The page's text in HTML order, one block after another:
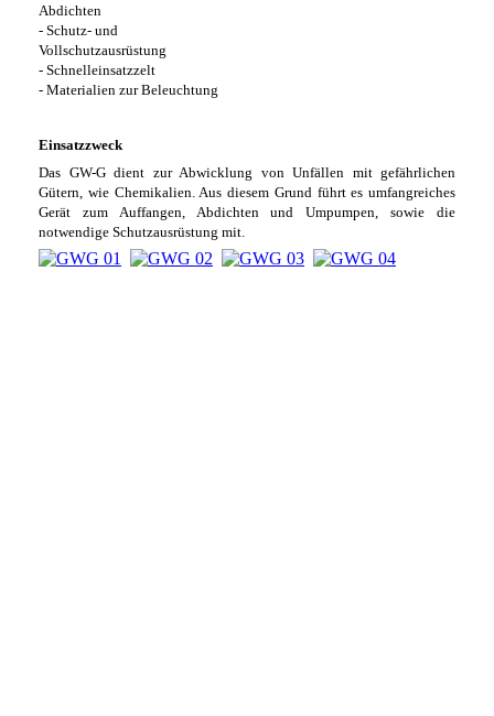
Abdichten
- Schutz- und
Vollschutzausrüstung
- Schnelleinsatzzelt
- Materialien zur Beleuchtung
Einsatzzweck
Das GW-G dient zur Abwicklung von Unfällen mit gefährlichen
Gütern, wie Chemikalien. Aus diesem Grund führt es umfangreiches
Gerät zum Auffangen, Abdichten und Umpumpen, sowie die
notwendige Schutzausrüstung mit.